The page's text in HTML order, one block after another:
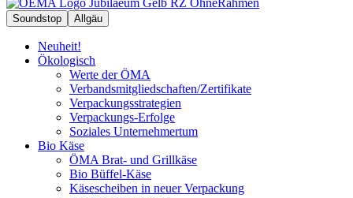
Soundstop Allgäu
Neuheit!
Ökologisch
Werte der ÖMA
Verbandsmitgliedschaften/Zertifikate
Verpackungsstrategien
Verpackungs-Erfolge
Soziales Unternehmertum
Bio Käse
ÖMA Brat- und Grillkäse
Bio Büffel-Käse
Käsescheiben in neuer Verpackung